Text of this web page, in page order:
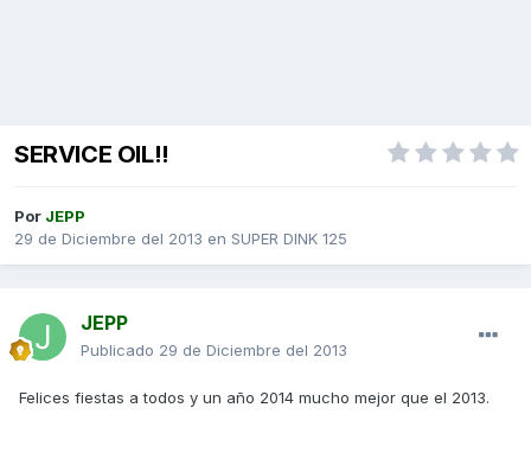
SERVICE OIL!!
Por JEPP
29 de Diciembre del 2013 en SUPER DINK 125
JEPP
Publicado 29 de Diciembre del 2013
Felices fiestas a todos y un año 2014 mucho mejor que el 2013.